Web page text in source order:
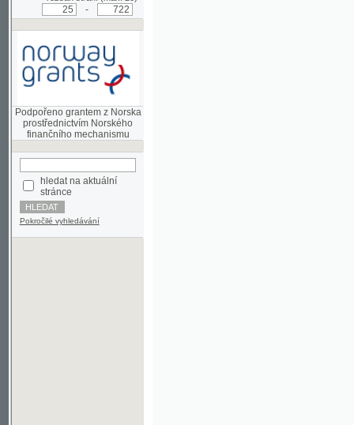
Podpořeno grantem z Norska
prostřednictvím Norského
hledat na aktuální
stránce
Pokročilé vyhledávání